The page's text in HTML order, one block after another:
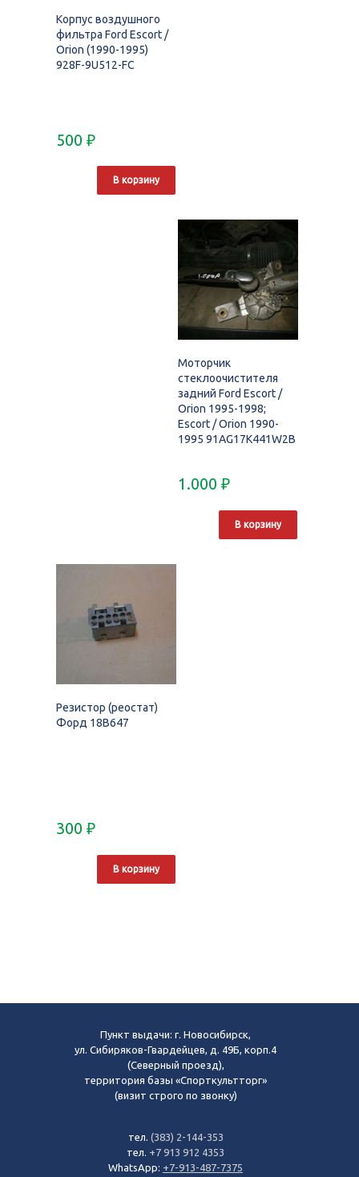
Корпус воздушного
фильтра Ford Escort /
Orion (1990-1995)
928F-9U512-FC
500 ₽
В корзину
Моторчик
стеклоочистителя
задний Ford Escort /
Orion 1995-1998;
Escort / Orion 1990-
1995 91AG17K441W2B
1.000 ₽
В корзину
Резистор (реостат)
Форд 18B647
300 ₽
В корзину
Пункт выдачи: г. Новосибирск,
ул. Сибиряков-Гвардейцев, д. 49Б, корп.4
(Северный проезд),
территория базы «Спорткультторг»
(визит строго по звонку)
тел. (383) 2-144-353
тел. +7 913 912 4353
WhatsApp: +7-913-487-7375